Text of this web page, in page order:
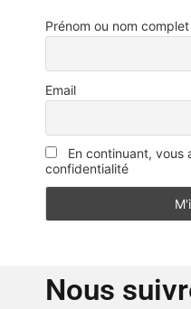
Prénom ou nom complet
Email
En continuant,
confidentialité
Nous